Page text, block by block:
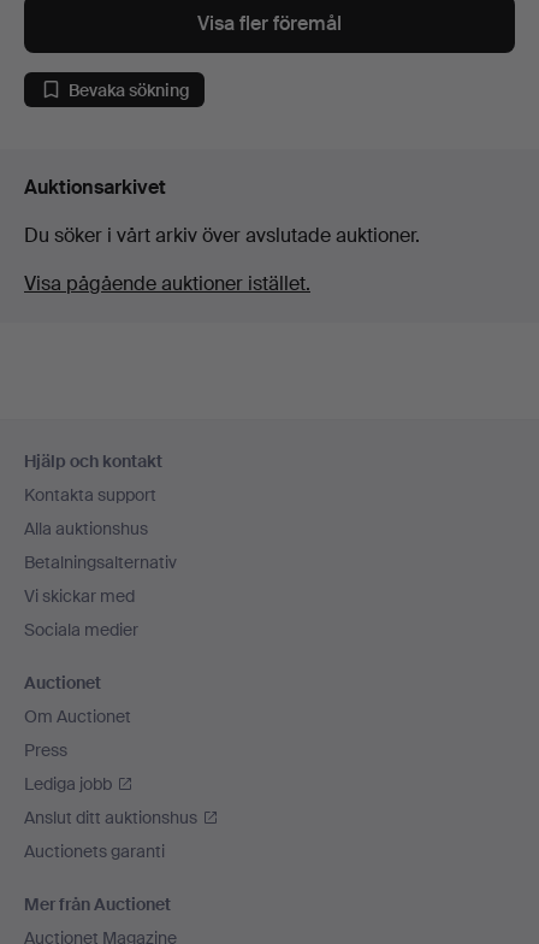
Visa fler föremål
Bevaka sökning
Auktionsarkivet
Du söker i vårt arkiv över avslutade auktioner.
Visa pågående auktioner istället.
Hjälp och kontakt
Kontakta support
Alla auktionshus
Betalningsalternativ
Vi skickar med
Sociala medier
Auctionet
Om Auctionet
Press
Lediga jobb
Anslut ditt auktionshus
Auctionets garanti
Mer från Auctionet
Auctionet Magazine